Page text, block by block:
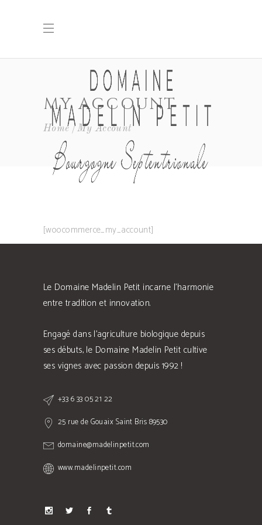
MY ACCOUNT
Home My Account
[woocommerce_my_account]
Le Domaine Madelin Petit incarne l'harmonie
entre tradition et innovation.
Engagé dans l'agriculture biologique depuis
ses débuts, le Domaine Madelin Petit cultive
ses vignes avec passion depuis 1992 !
+33 6 33 05 21 22
25 rue de Gouaix Saint Bris 89530
domaine@madelinpetit.com
www.madelinpetit.com